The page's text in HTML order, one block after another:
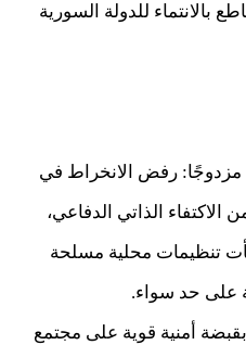
بالانتماء للدولة السورية
مزدوجًا: رفض الانخراط في
الذاتي الدفاعي،
تنظيمات محلية مسلحة
على حد سواء.
أمنية قوية على مجتمع